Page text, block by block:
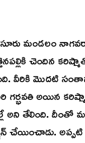
మండలం
చెందిన
వీరికి మొదటి
గర్భవతి అయిన
అని తేలింది. దీంతో
చేయించాడు. అప్పటి